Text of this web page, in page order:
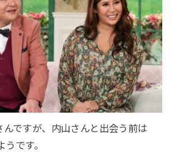
ですが、内山さんと出会う前は
です。